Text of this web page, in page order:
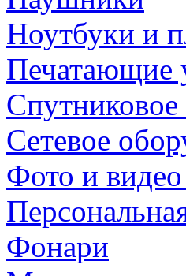
Ноутбуки и
Печатающие
Спутниковое
Сетевое
Фото и видео
Фонари